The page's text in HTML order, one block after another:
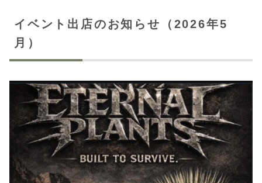
イベント出店のお知らせ（2026年5
月）